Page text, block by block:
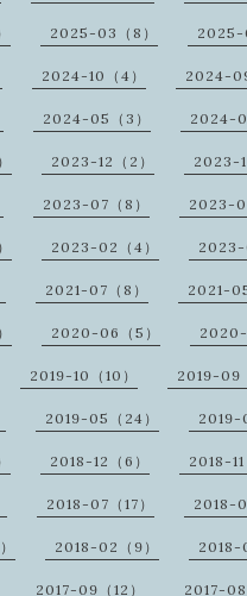
2025-03（8） 2025-
2024-10（4） 2024-
2024-05（3） 2024-
2023-12（2） 2023-
2023-07（8） 2023-
2023-02（4） 2023-
2021-07（8） 2021-05
2020-06（5） 2020-
2019-10（10） 2019-09
2019-05（24） 2019-
2018-12（6） 2018-11
2018-07（17） 2018-
2018-02（9） 2018-
2017-09（12） 2017-08